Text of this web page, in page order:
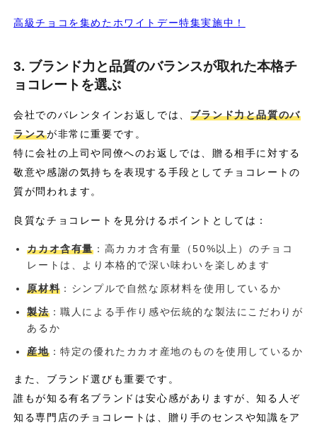
高級チョコを集めたホワイトデー特集実施中！
3. ブランド力と品質のバランスが取れた本格チ
ョコレートを選ぶ
会社でのバレンタインお返しでは、 ブランド力と品質のバ
ランスが非常に重要です。
特に会社の上司や同僚へのお返しでは、贈る相手に対する
敬意や感謝の気持ちを表現する手段としてチョコレートの
質が問われます。
良質なチョコレートを見分けるポイントとしては：
カカオ含有量：高カカオ含有量（50%以上）のチョコ
レートは、より本格的で深い味わいを楽しめます
原材料 ：シンプルで自然な原材料を使用しているか
製法：職人による手作り感や伝統的な製法にこだわりが
あるか
産地：特定の優れたカカオ産地のものを使用しているか
また、ブランド選びも重要です。
誰もが知る有名ブランドは安心感がありますが、知る人ぞ
知る専門店のチョコレートは、贈り手のセンスや知識をア